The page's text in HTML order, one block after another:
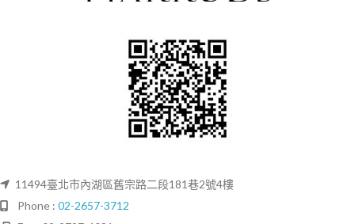
11494臺北市內湖區舊宗路二段181巷2號4樓
Phone : 02-2657-3712